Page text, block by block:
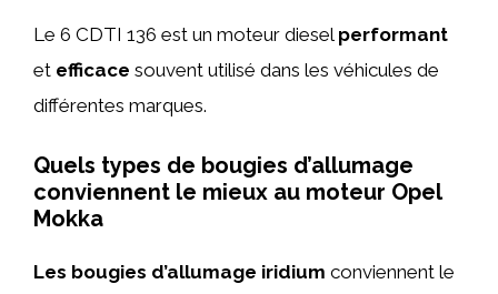
Le 6 CDTI 136 est un moteur diesel performant
et efficace souvent utilisé dans les véhicules de
différentes marques.
Quels types de bougies d’allumage
conviennent le mieux au moteur Opel
Mokka
Les bougies d’allumage iridium conviennent le